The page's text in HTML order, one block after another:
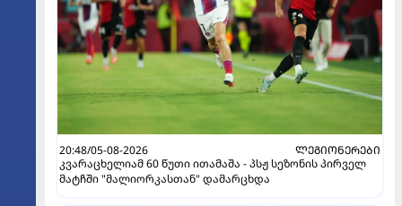
20:48/05-08-2026
ᲚᲔᲒᲘᲝᲜᲔᲠᲔᲑᲘ
კვარაცხელიამ 60 წუთი ითამაშა - პსჟ სეზონის პირველ
მატჩში "მალიორკასთან" დამარცხდა